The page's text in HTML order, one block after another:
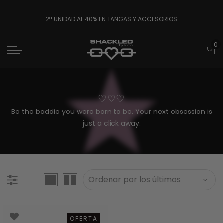
2ª UNIDAD AL 40% EN TANGAS Y ACCESORIOS
0
♡♡♡
Be the baddie you were born to be. Your next obsession is
just a click away.
OFERTA